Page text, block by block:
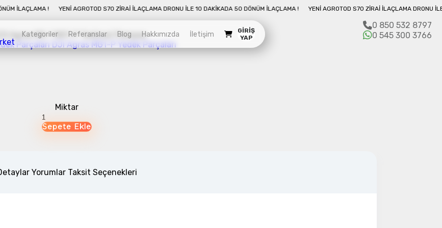
! YENI AGROTOD S70 ZIRAI İLAÇLAMA DRONU İLE 10 DAKIKADA 50 DÖNÜM İLAÇLAMA ! YENI AGROTOD S70 ZIRAI İLAÇLAMA DRONU İLE 10
Kategoriler
Zirai İnsansız Hava Araçları
Alt kategorileri görmek için hemen tıklayın.
Referanslar Blog Hakkımızda İletişim
GIRIŞ
YAP
0 850 532 8797
0 545 300 3766
Parçaları DJI Agras MG1-P Yedek Parçaları
Miktar
Yorumlar Taksit Seçenekleri